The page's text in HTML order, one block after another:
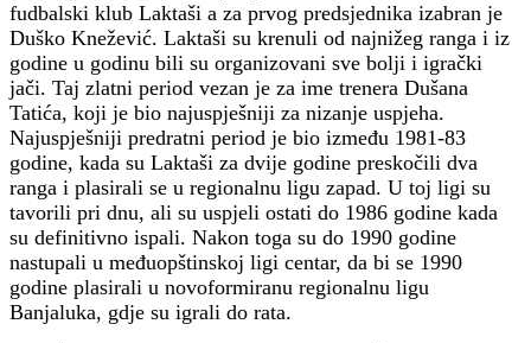
fudbalski klub Laktaši a za prvog predsjednika izabran je
Duško Knežević. Laktaši su krenuli od najnižeg ranga i iz
godine u godinu bili su organizovani sve bolji i igrački
jači. Taj zlatni period vezan je za ime trenera Dušana
Tatića, koji je bio najuspješniji za nizanje uspjeha.
Najuspješniji predratni period je bio između 1981-83
godine, kada su Laktaši za dvije godine preskočili dva
ranga i plasirali se u regionalnu ligu zapad. U toj ligi su
tavorili pri dnu, ali su uspjeli ostati do 1986 godine kada
su definitivno ispali. Nakon toga su do 1990 godine
nastupali u međuopštinskoj ligi centar, da bi se 1990
godine plasirali u novoformiranu regionalnu ligu
Banjaluka, gdje su igrali do rata.